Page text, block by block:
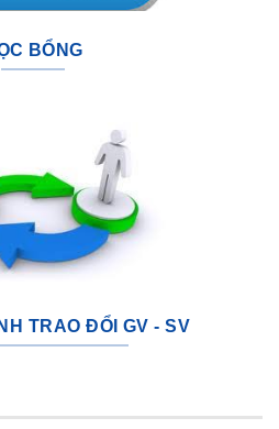
BỔNG
TRAO ĐỔI GV - SV